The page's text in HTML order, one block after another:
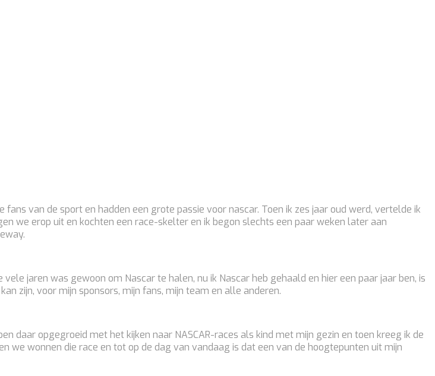
van de sport en hadden een grote passie voor nascar. Toen ik zes jaar oud werd, vertelde ik
we erop uit en kochten een race-skelter en ik begon slechts een paar weken later aan
jaren was gewoon om Nascar te halen, nu ik Nascar heb gehaald en hier een paar jaar ben, is
zijn, voor mijn sponsors, mijn fans, mijn team en alle anderen.
daar opgegroeid met het kijken naar NASCAR-races als kind met mijn gezin en toen kreeg ik de
we wonnen die race en tot op de dag van vandaag is dat een van de hoogtepunten uit mijn